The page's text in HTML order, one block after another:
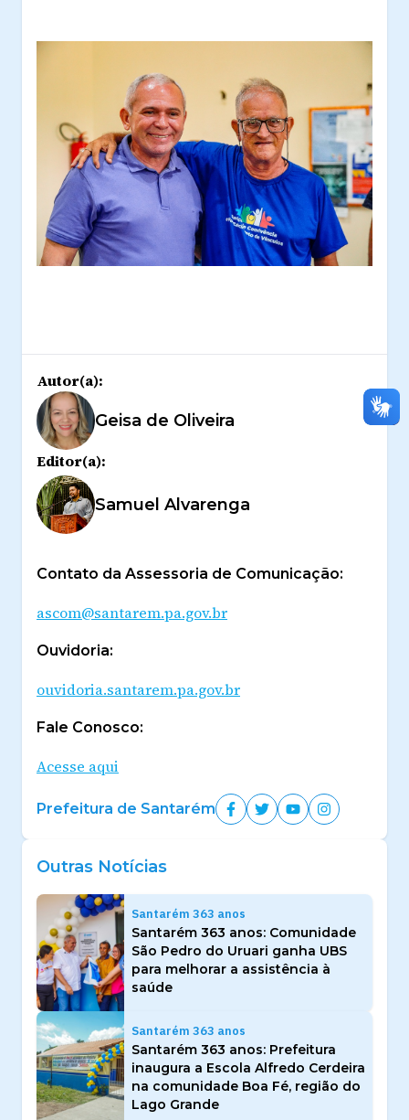
Autor(a):
Geisa de Oliveira
Editor(a):
Samuel Alvarenga
Contato da Assessoria de Comunicação:
ascom@santarem.pa.gov.br
Ouvidoria:
ouvidoria.santarem.pa.gov.br
Fale Conosco:
Acesse aqui
Prefeitura de Santarém
Outras Notícias
Santarém 363 anos
Santarém 363 anos: Comunidade
São Pedro do Uruari ganha UBS
para melhorar a assistência à
saúde
Santarém 363 anos
Santarém 363 anos: Prefeitura
inaugura a Escola Alfredo Cerdeira
na comunidade Boa Fé, região do
Lago Grande